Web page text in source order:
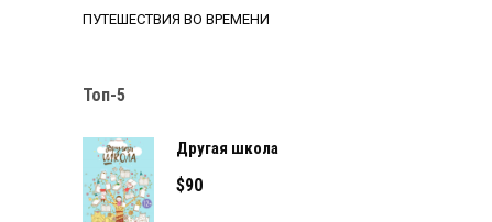
ПУТЕШЕСТВИЯ ВО ВРЕМЕНИ
Топ-5
Другая школа
$90